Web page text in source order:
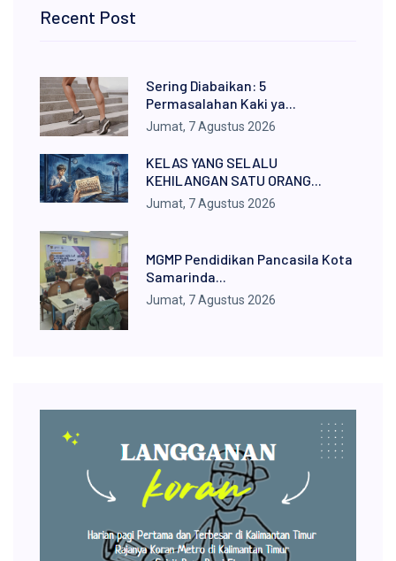
Recent Post
Sering Diabaikan: 5
Permasalahan Kaki ya...
Jumat, 7 Agustus 2026
KELAS YANG SELALU
KEHILANGAN SATU ORANG...
Jumat, 7 Agustus 2026
MGMP Pendidikan Pancasila Kota
Samarinda...
Jumat, 7 Agustus 2026